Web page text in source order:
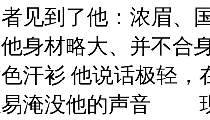
见到了他：浓眉、
身材略大、并不合
汗衫 他说话极轻，
易淹没他的声音